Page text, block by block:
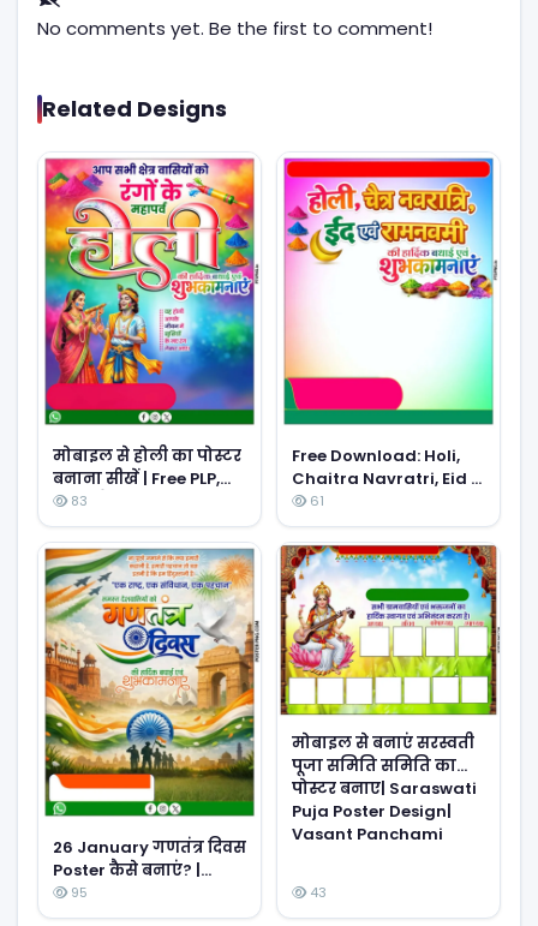
No comments yet. Be the first to comment!
Related Designs
मोबाइल से होली का पोस्टर
बनाना सीखें | Free PLP,
PNG और Background
डाउनलोड करें
83
Free Download: Holi,
Chaitra Navratri, Eid &
Ram Navami Poster
Design Pack (PLP, PNG,
Backgrounds)
61
26 January गणतंत्र दिवस
Poster कैसे बनाएं? |
Mobile se Poster
banaye | png
95
मोबाइल से बनाएं सरस्वती
पूजा समिति समिति का
पोस्टर बनाए| Saraswati
Puja Poster Design|
Vasant Panchami
43